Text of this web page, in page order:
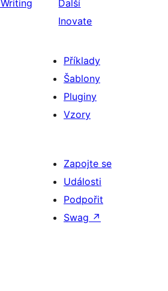
Writing
Další
Inovate
Příklady
Šablony
Pluginy
Vzory
Zapojte se
Události
Podpořit
Swag ↗